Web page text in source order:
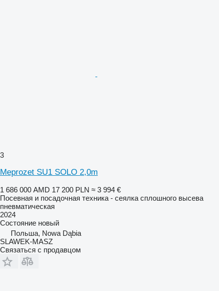
3
Meprozet SU1 SOLO 2,0m
1 686 000 AMD 17 200 PLN ≈ 3 994 €
Посевная и посадочная техника - сеялка сплошного высева
пневматическая
2024
Состояние новый
Польша, Nowa Dąbia
SLAWEK-MASZ
Связаться с продавцом